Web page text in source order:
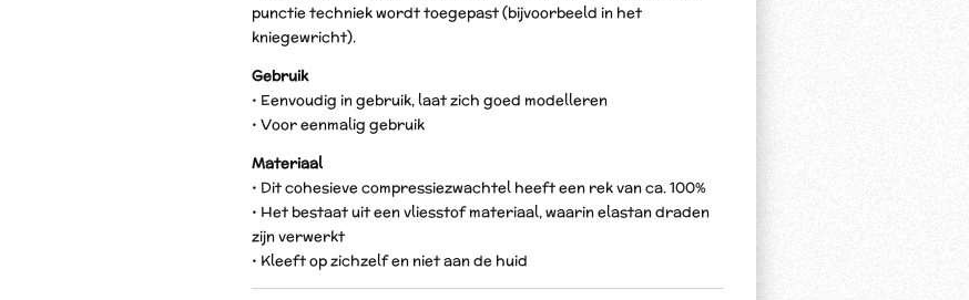
punctie techniek wordt toegepast (bijvoorbeeld in het
kniegewricht).
Gebruik
• Eenvoudig in gebruik, laat zich goed modelleren
• Voor eenmalig gebruik
Materiaal
• Dit cohesieve compressiezwachtel heeft een rek van ca. 100%
• Het bestaat uit een vliesstof materiaal, waarin elastan draden
zijn verwerkt
• Kleeft op zichzelf en niet aan de huid